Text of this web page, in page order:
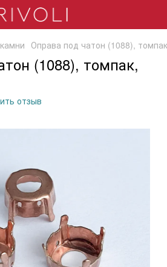
Оправа под чатон (1088),
(1088), томпак,
отзыв